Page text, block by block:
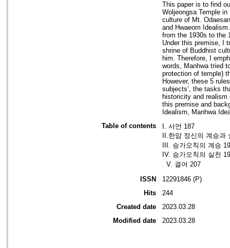
This paper is to find
Woljeongsa Temple
culture of Mt.
and Hwaeom
from the 1930s to the
Under this premise, I
shrine of Buddhist
him. Therefore, I
words, Manhwa tried
protection of temple)
However, these 5
subjects’, the tasks
historicity and
this premise and
Idealism, Manhwa
Table of contents
I. 서언 187
II.한암 정신의 계승과
III. 승가오칙의 계승
IV. 승가오칙의 실천
V. 결어 207
ISSN
12291846 (P)
Hits
244
Created date
2023.03.28
Modified date
2023.03.28